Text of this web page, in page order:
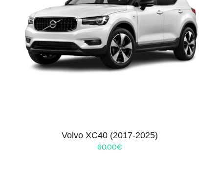
Volvo XC40 (2017-2025)
60.00€